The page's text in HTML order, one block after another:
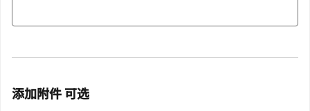
添加附件 可选